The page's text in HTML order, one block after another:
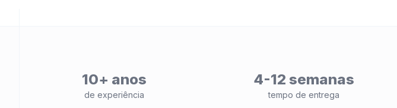
10+ anos
de experiência
4-12 semanas
tempo de entrega